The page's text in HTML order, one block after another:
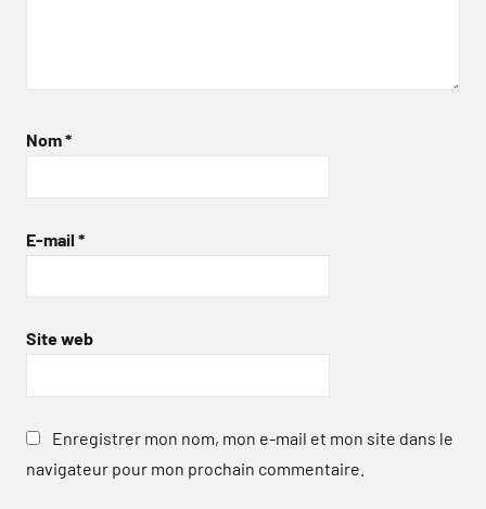
Nom*
E-mail *
Site web
Enregistrer mon nom, mon e-mail et mon site dans le
navigateur pour mon prochain commentaire.